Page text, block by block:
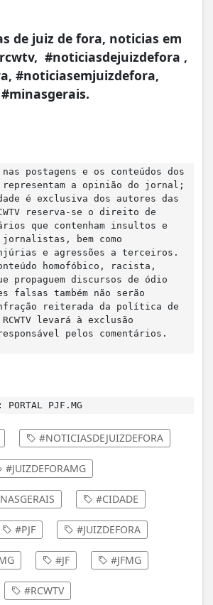
de juiz de fora, noticias em
#noticiasdejuizdefora ,
#noticiasemjuizdefora,
postagens e os conteúdos dos
a opinião do jornal;
é exclusiva dos autores das
reserva-se o direito de
que contenham insultos e
jornalistas, bem como
e agressões a terceiros.
homofóbico, racista,
propaguem discursos de ódio
falsas também não serão
reiterada da política de
levará à exclusão
pelos comentários.
PORTAL PJF.MG
#NOTICIASDEJUIZDEFORA
#JUIZDEFORAMG
#CIDADE
#PJF #JUIZDEFORA
#JF #JFMG
#RCWTV